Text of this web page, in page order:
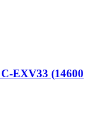
EXV33 (14600